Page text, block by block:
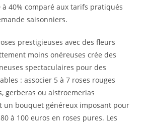
à 40% comparé aux tarifs pratiqués
saisonniers.
prestigieuses avec des fleurs
moins onéreuses crée des
spectaculaires pour des
: associer 5 à 7 roses rouges
gerberas ou alstroemerias
un bouquet généreux imposant pour
à 100 euros en roses pures. Les